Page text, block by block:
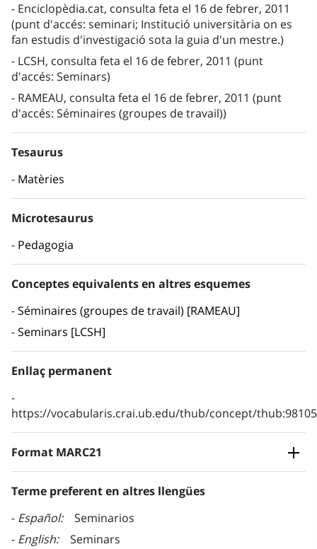
Enciclopèdia.cat, consulta feta el 16 de febrer, 2011
(punt d'accés: seminari; Institució universitària on es
fan estudis d'investigació sota la guia d'un mestre.)
LCSH, consulta feta el 16 de febrer, 2011 (punt
d'accés: Seminars)
RAMEAU, consulta feta el 16 de febrer, 2011 (punt
d'accés: Séminaires (groupes de travail))
Tesaurus
Matèries
Microtesaurus
Pedagogia
Conceptes equivalents en altres esquemes
Séminaires (groupes de travail) [RAMEAU]
Seminars [LCSH]
Enllaç permanent
https://vocabularis.crai.ub.edu/thub/concept/
Format MARC21
Terme preferent en altres llengües
Español
Seminarios
English
Seminars